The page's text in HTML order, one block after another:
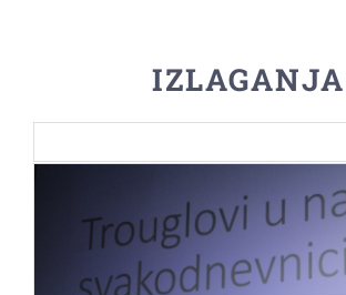
IZLAGANJA